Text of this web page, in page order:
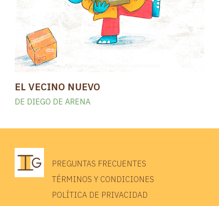
EL VECINO NUEVO
DE DIEGO DE ARENA
PREGUNTAS FRECUENTES
TÉRMINOS Y CONDICIONES
POLÍTICA DE PRIVACIDAD